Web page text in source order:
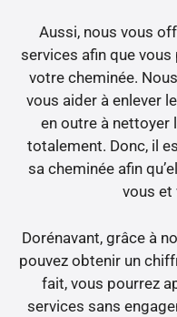
Aussi, nous vous
services afin que
votre cheminée.
vous aider à enlever
en outre à nettoyer
totalement. Donc, il
sa cheminée afin
vous et
Dorénavant, grâce à
pouvez obtenir un
fait, vous pourrez
services sans